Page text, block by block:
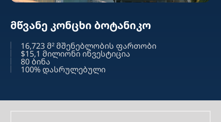
მწვანე კონცხი ბოტანიკო
16,723 მ² მშენებლობის ფართობი
$15,1 მილიონი ინვესტიცია
80 ბინა
100% დასრულებული